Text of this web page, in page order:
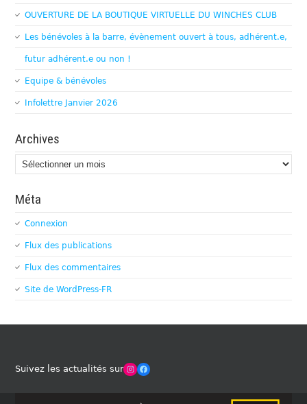
OUVERTURE DE LA BOUTIQUE VIRTUELLE DU WINCHES CLUB
Les bénévoles à la barre, évènement ouvert à tous, adhérent.e,
futur adhérent.e ou non !
Equipe & bénévoles
Infolettre Janvier 2026
Archives
Archives
Méta
Connexion
Flux des publications
Flux des commentaires
Site de WordPress-FR
Suivez les actualités surWinches Club OfficielFacebook